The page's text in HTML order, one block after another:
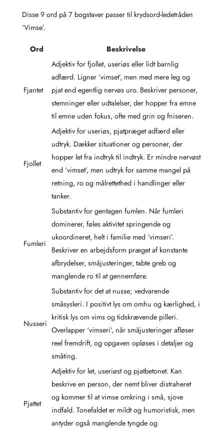
Disse 9 ord på 7 bogstaver passer til krydsord-ledetråden
‘Vimse’.
Ord Beskrivelse
Fjantet
Adjektiv for fjollet, useriøs eller lidt barnlig
adfærd. Ligner ‘vimset’, men med mere leg og
pjat end egentlig nervøs uro. Beskriver personer,
stemninger eller udtalelser, der hopper fra emne
til emne uden fokus, ofte med grin og fniseren.
Fjollet
Adjektiv for useriøs, pjatpræget adfærd eller
udtryk. Dækker situationer og personer, der
hopper let fra indtryk til indtryk. Er mindre nervøst
end ‘vimset’, men udtryk for samme mangel på
retning, ro og målrettethed i handlinger eller
tanker.
Fumleri
Substantiv for gentagen fumlen. Når fumleri
dominerer, føles aktivitet springende og
ukoordineret, helt i familie med ‘vimseri’.
Beskriver en arbejdsform præget af konstante
afbrydelser, småjusteringer, tabte greb og
manglende ro til at gennemføre.
Nusseri
Substantiv for det at nusse; vedvarende
småsysleri. I positivt lys om omhu og kærlighed, i
kritisk lys om vims og tidskrævende pilleri.
Overlapper ‘vimseri’, når småjusteringer afløser
reel fremdrift, og opgaven opløses i detaljer og
småting.
Pjattet
Adjektiv for let, useriøst og pjatbetonet. Kan
beskrive en person, der nemt bliver distraheret
og kommer til at vimse omkring i små, sjove
indfald. Tonefaldet er mildt og humoristisk, men
antyder også manglende tyngde og